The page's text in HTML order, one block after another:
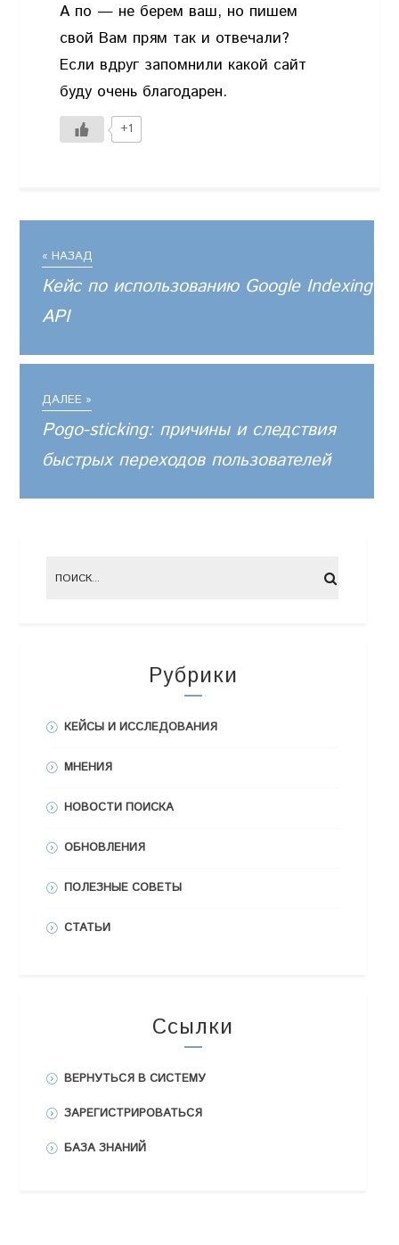
А по — не берем ваш, но пишем
свой Вам прям так и отвечали?
Если вдруг запомнили какой сайт
буду очень благодарен.
+1
« НАЗАД
Кейс по использованию Google Indexing
API
ДАЛЕЕ »
Pogo-sticking: причины и следствия
быстрых переходов пользователей
Рубрики
КЕЙСЫ И ИССЛЕДОВАНИЯ
МНЕНИЯ
НОВОСТИ ПОИСКА
ОБНОВЛЕНИЯ
ПОЛЕЗНЫЕ СОВЕТЫ
СТАТЬИ
Ссылки
ВЕРНУТЬСЯ В СИСТЕМУ
ЗАРЕГИСТРИРОВАТЬСЯ
БАЗА ЗНАНИЙ